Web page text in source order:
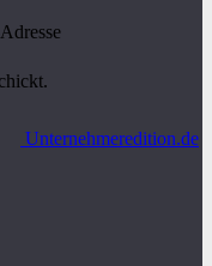
Unternehmeredition.de